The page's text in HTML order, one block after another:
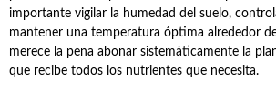
importante vigilar la humedad del suelo,
mantener una temperatura óptima alrededor
merece la pena abonar sistemáticamente la
que recibe todos los nutrientes que necesita.